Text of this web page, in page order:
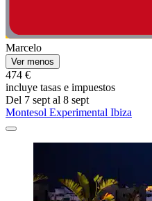
Marcelo
Ver menos
474 €
incluye tasas e impuestos
Del 7 sept al 8 sept
Montesol Experimental Ibiza